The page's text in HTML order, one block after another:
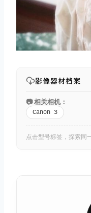
影像器材档案
📷 相关相机：
Canon 3
点击型号标签，探索同